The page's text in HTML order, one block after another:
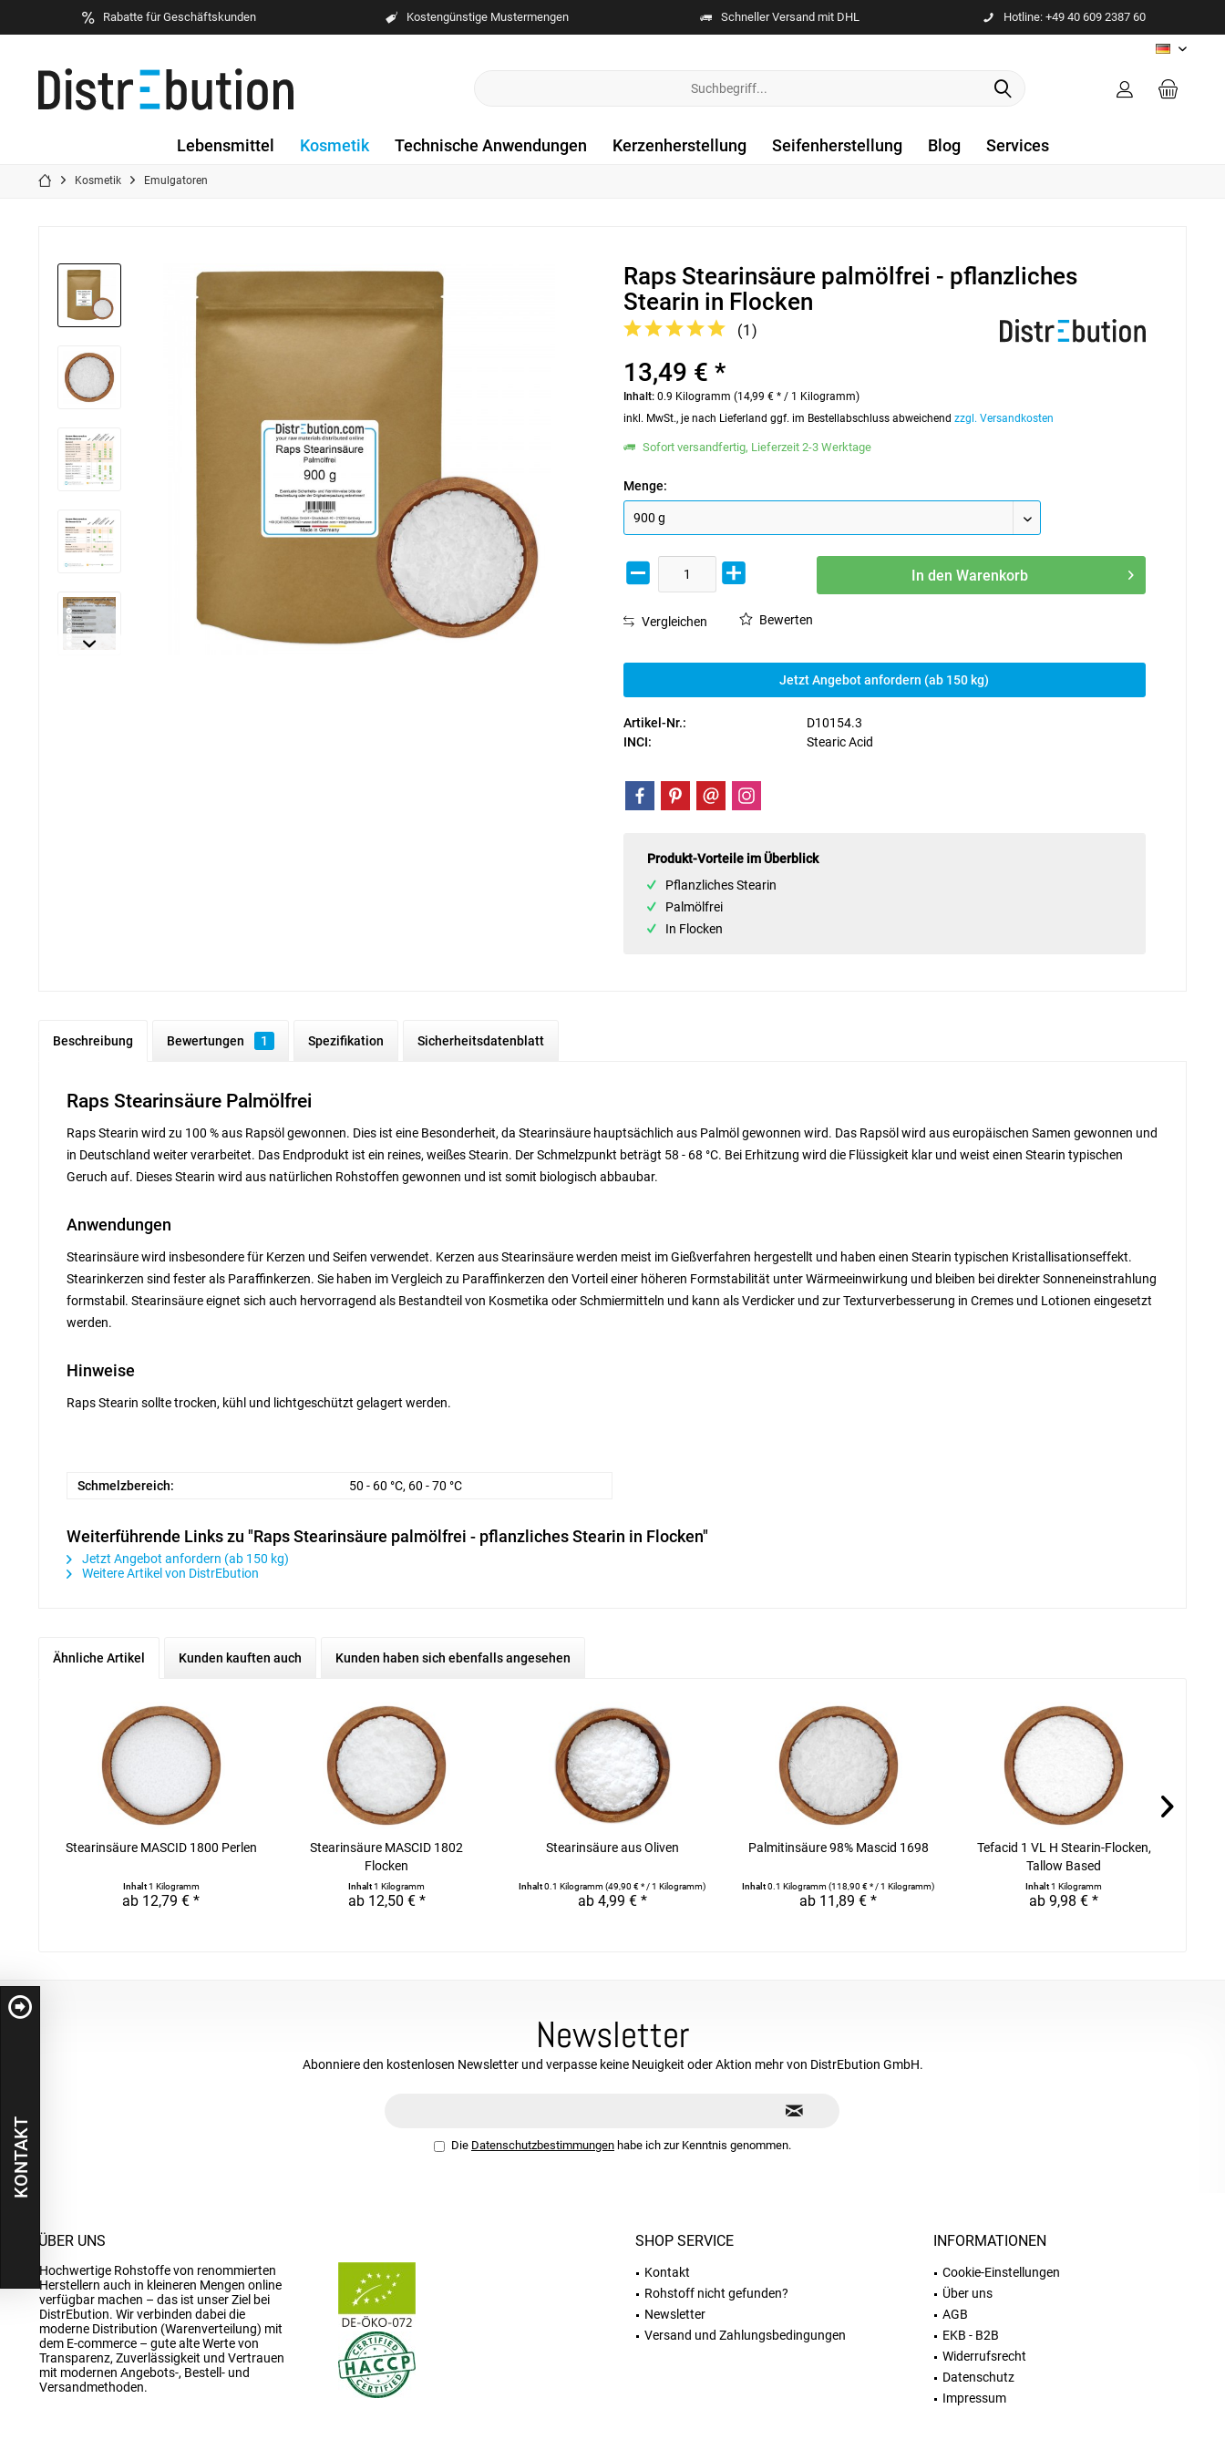
Rabatte für Geschäftskunden Kostengünstige Mustermengen Schneller Versand mit DHL Hotline: +49 40 609 2387 60
DE
Lebensmittel Kosmetik Technische Anwendungen Kerzenherstellung Seifenherstellung Blog Services
Kosmetik Emulgatoren
Raps Stearinsäure palmölfrei - pflanzliches
Stearin in Flocken
(1)
13,49 € *
Inhalt:0.9 Kilogramm (14,99 € * / 1 Kilogramm)
inkl. MwSt., je nach Lieferland ggf. im Bestellabschluss abweichendzzgl. Versandkosten
Sofort versandfertig, Lieferzeit 2-3 Werktage
Menge:
In den Warenkorb
Vergleichen Bewerten
Jetzt Angebot anfordern (ab 150 kg)
Artikel-Nr.:
D10154.3
INCI:
Stearic Acid
Produkt-Vorteile im Überblick
Pflanzliches Stearin
Palmölfrei
In Flocken
Beschreibung Bewertungen 1 Spezifikation Sicherheitsdatenblatt
Raps Stearinsäure Palmölfrei
Raps Stearin wird zu 100 % aus Rapsöl gewonnen. Dies ist eine Besonderheit, da Stearinsäure hauptsächlich aus Palmöl gewonnen wird. Das Rapsöl wird aus europäischen Samen gewonnen und
in Deutschland weiter verarbeitet. Das Endprodukt ist ein reines, weißes Stearin. Der Schmelzpunkt beträgt 58 - 68 °C. Bei Erhitzung wird die Flüssigkeit klar und weist einen Stearin typischen
Geruch auf. Dieses Stearin wird aus natürlichen Rohstoffen gewonnen und ist somit biologisch abbaubar.
Anwendungen
Stearinsäure wird insbesondere für Kerzen und Seifen verwendet. Kerzen aus Stearinsäure werden meist im Gießverfahren hergestellt und haben einen Stearin typischen Kristallisationseffekt.
Stearinkerzen sind fester als Paraffinkerzen. Sie haben im Vergleich zu Paraffinkerzen den Vorteil einer höheren Formstabilität unter Wärmeeinwirkung und bleiben bei direkter Sonneneinstrahlung
formstabil. Stearinsäure eignet sich auch hervorragend als Bestandteil von Kosmetika oder Schmiermitteln und kann als Verdicker und zur Texturverbesserung in Cremes und Lotionen eingesetzt
werden.
Hinweise
Raps Stearin sollte trocken, kühl und lichtgeschützt gelagert werden.
Schmelzbereich: 50 - 60 °C, 60 - 70 °C
Weiterführende Links zu "Raps Stearinsäure palmölfrei - pflanzliches Stearin in Flocken"
Jetzt Angebot anfordern (ab 150 kg)
Weitere Artikel von DistrEbution
Ähnliche Artikel Kunden kauften auch Kunden haben sich ebenfalls angesehen
Stearinsäure MASCID 1800 Perlen
Inhalt1 Kilogramm
ab 12,79 € *
Stearinsäure MASCID 1802
Flocken
Inhalt1 Kilogramm
ab 12,50 € *
Stearinsäure aus Oliven
Inhalt0.1 Kilogramm(49,90 € * / 1 Kilogramm)
ab 4,99 € *
Palmitinsäure 98% Mascid 1698
Inhalt0.1 Kilogramm(118,90 € * / 1 Kilogramm)
ab 11,89 € *
Tefacid 1 VL H Stearin-Flocken,
Tallow Based
Inhalt1 Kilogramm
ab 9,98 € *
Newsletter
Abonniere den kostenlosen Newsletter und verpasse keine Neuigkeit oder Aktion mehr von DistrEbution GmbH.
Die Datenschutzbestimmungen habe ich zur Kenntnis genommen.
ÜBER UNS
Hochwertige Rohstoffe von renommierten
Herstellern auch in kleineren Mengen online
verfügbar machen – das ist unser Ziel bei
DistrEbution. Wir verbinden dabei die
moderne Distribution (Warenverteilung) mit
dem E-commerce – gute alte Werte von
Transparenz, Zuverlässigkeit und Vertrauen
mit modernen Angebots-, Bestell- und
Versandmethoden.
SHOP SERVICE
Kontakt
Rohstoff nicht gefunden?
Newsletter
Versand und Zahlungsbedingungen
INFORMATIONEN
Cookie-Einstellungen
Über uns
AGB
EKB - B2B
Widerrufsrecht
Datenschutz
Impressum
KONTAKT